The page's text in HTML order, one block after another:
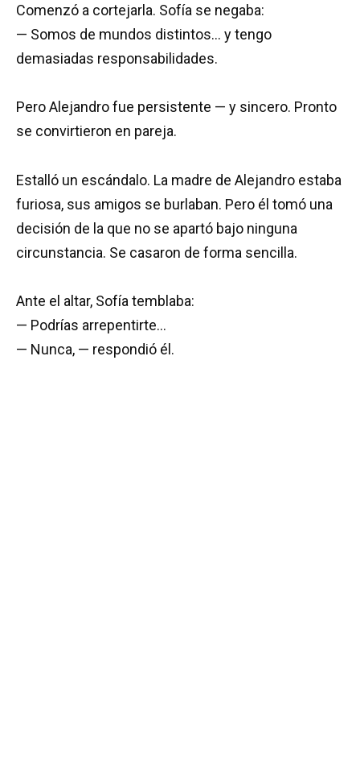
Comenzó a cortejarla. Sofía se negaba:
— Somos de mundos distintos… y tengo
demasiadas responsabilidades.
Pero Alejandro fue persistente — y sincero. Pronto
se convirtieron en pareja.
Estalló un escándalo. La madre de Alejandro estaba
furiosa, sus amigos se burlaban. Pero él tomó una
decisión de la que no se apartó bajo ninguna
circunstancia. Se casaron de forma sencilla.
Ante el altar, Sofía temblaba:
— Podrías arrepentirte…
— Nunca, — respondió él.